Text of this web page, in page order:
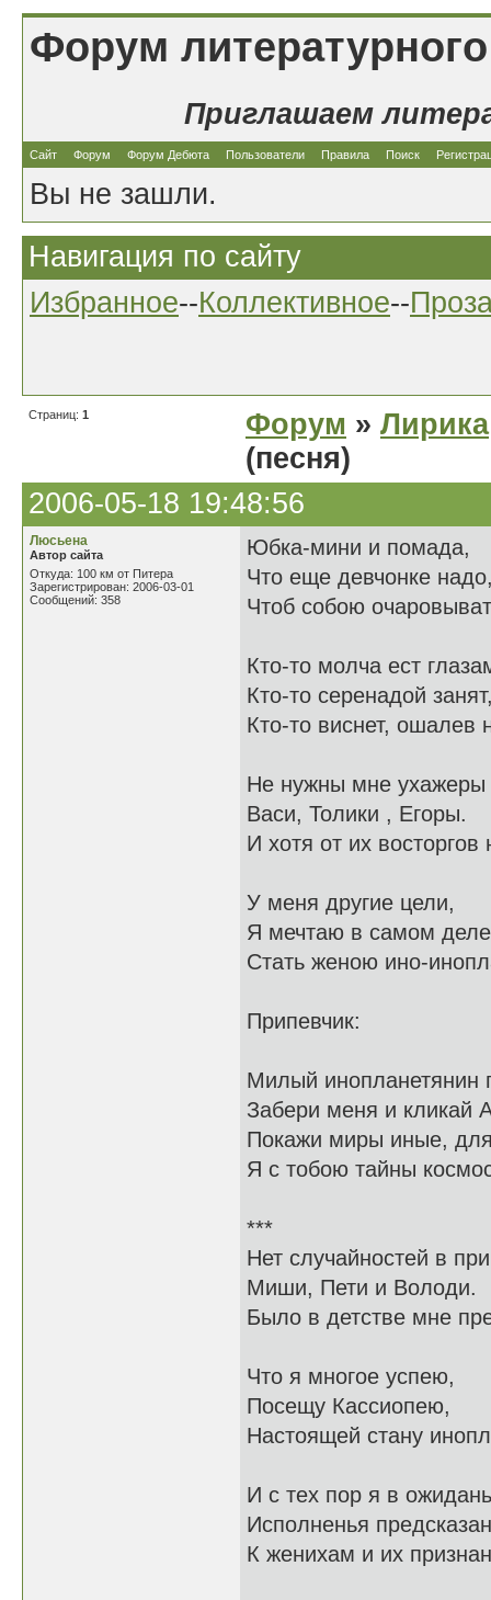
Форум
Приглашаем
Сайт Форум Форум Дебюта Пользователи Правила Поиск
Вы не зашли.
Навигация по сайту
Избранное--Коллективное--
Страниц: 1 Форум » Лирика
(песня)
2006-05-18 19:48:56
Люсьена
Автор сайта
Откуда: 100 км от Питера
Зарегистрирован: 2006-03-01
Сообщений: 358
Юбка-мини и помада,
Что еще девчонке
Чтоб собою
Кто-то молча ест
Кто-то серенадой
Кто-то виснет, ошалев
Не нужны мне ухажеры
Васи, Толики , Егоры.
И хотя от их восторгов
У меня другие цели,
Я мечтаю в самом деле
Стать женою ино-
Припевчик:
Милый инопланетянин
Забери меня и кликай
Покажи миры иные,
Я с тобою тайны
***
Нет случайностей в
Миши, Пети и Володи.
Было в детстве мне
Что я многое успею,
Посещу Кассиопею,
Настоящей стану
И с тех пор я в
Исполненья
К женихам и их